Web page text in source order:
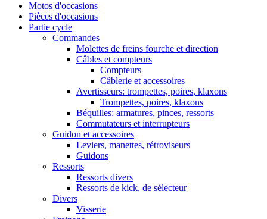
Motos d'occasions
Pièces d'occasions
Partie cycle
Commandes
Molettes de freins fourche et direction
Câbles et compteurs
Compteurs
Câblerie et accessoires
Avertisseurs: trompettes, poires, klaxons
Trompettes, poires, klaxons
Béquilles: armatures, pinces, ressorts
Commutateurs et interrupteurs
Guidon et accessoires
Leviers, manettes, rétroviseurs
Guidons
Ressorts
Ressorts divers
Ressorts de kick, de sélecteur
Divers
Visserie